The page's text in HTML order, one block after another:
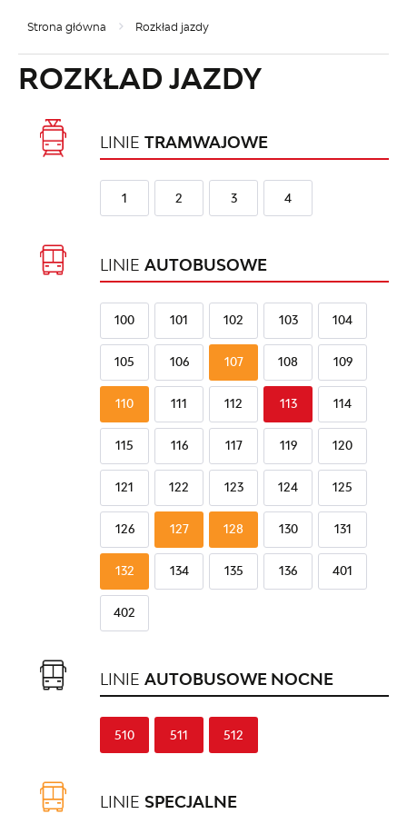
Strona główna Rozkład jazdy
ROZKŁAD JAZDY
LINIE TRAMWAJOWE
1 2 3 4
LINIE AUTOBUSOWE
100 101 102 103 104
105 106 107 108 109
110 111 112 113 114
115 116 117 119 120
121 122 123 124 125
126 127 128 130 131
132 134 135 136 401
402
LINIE AUTOBUSOWE NOCNE
510 511 512
LINIE SPECJALNE